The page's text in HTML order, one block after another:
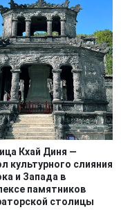
Кхай Диня —
культурного слияния
и Запада в
памятников
столицы